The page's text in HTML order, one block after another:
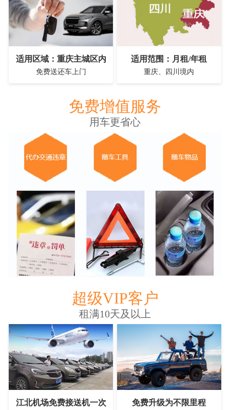
适用区域：重庆主城区内
免费送还车上门
适用范围：月租/年租
重庆、四川境内
免费增值服务
用车更省心
超级VIP客户
租满10天及以上
江北机场免费接送机一次 免费升级为不限里程